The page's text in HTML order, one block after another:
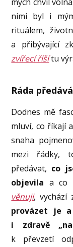
nimi byl i
rituálem,
a přibývající
zvířecí říšítu
Ráda
Dodnes mě
mluví, co říkají
snaha
mezi řádky,
předávat, co
objevila a co
věnuji, vychází
provázet je
i zdravě
k převzetí